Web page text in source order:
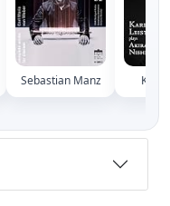
Sebastian Manz Karl